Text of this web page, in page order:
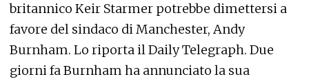
britannico Keir Starmer potrebbe dimettersi a
favore del sindaco di Manchester, Andy
Burnham. Lo riporta il Daily Telegraph. Due
giorni fa Burnham ha annunciato la sua